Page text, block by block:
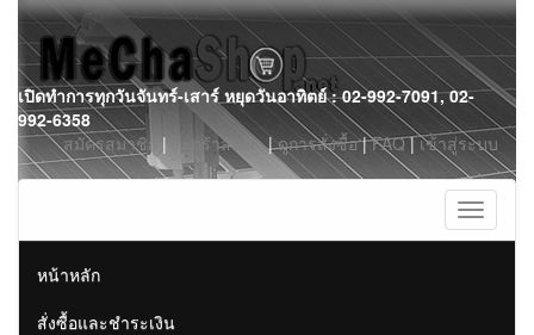
Skip
to
content
เปิดทำการทุกวันจันทร์-เสาร์ หยุดวันอาทิตย์ : 02-992-7091, 02-
992-6358
สมัครสมาชิก | ตะกร้าสินค้า|ดูการสั่งซื้อ|FAQ|เข้าสู่ระบบ
Toggle
หน้าหลัก
สั่งซื้อและชำระเงิน